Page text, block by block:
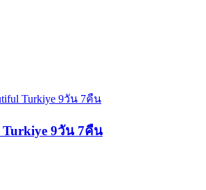
Turkiye 9วัน 7คืน